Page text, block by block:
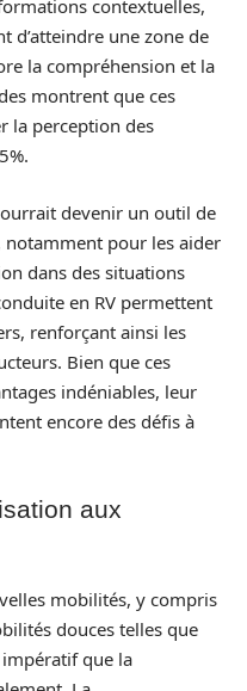
contextuelles,
d’atteindre une zone de
la compréhension et la
montrent que ces
la perception des
devenir un outil de
pour les aider
dans des situations
en RV permettent
renforçant ainsi les
Bien que ces
indéniables, leur
encore des défis à
aux
mobilités, y compris
douces telles que
que la